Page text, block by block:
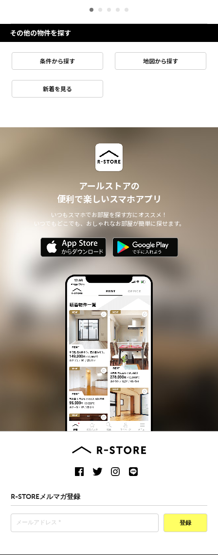
その他の物件を探す
条件から探す 地図から探す
新着を見る
アールストアの
便利で楽しいスマホアプリ
いつもスマホでお部屋を探す方にオススメ！
いつでもどこでも、おしゃれなお部屋が簡単に探せます。
R-STOREメルマガ登録
登録